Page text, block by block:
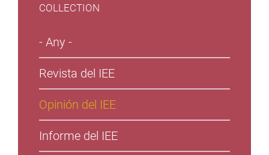
COLLECTION
- Any -
Revista del IEE
Opinión del IEE
Informe del IEE